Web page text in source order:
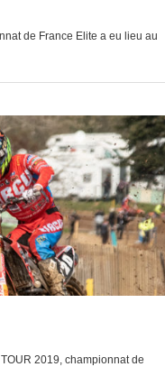
de France Elite a eu lieu au
2019, championnat de